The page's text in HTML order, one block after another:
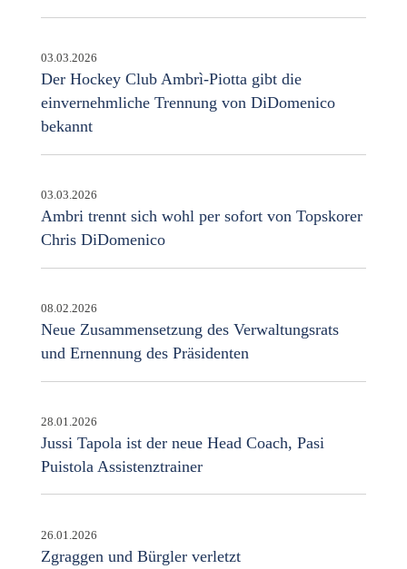
03.03.2026
Der Hockey Club Ambrì-Piotta gibt die
einvernehmliche Trennung von DiDomenico
bekannt
03.03.2026
Ambri trennt sich wohl per sofort von Topskorer
Chris DiDomenico
08.02.2026
Neue Zusammensetzung des Verwaltungsrats
und Ernennung des Präsidenten
28.01.2026
Jussi Tapola ist der neue Head Coach, Pasi
Puistola Assistenztrainer
26.01.2026
Zgraggen und Bürgler verletzt